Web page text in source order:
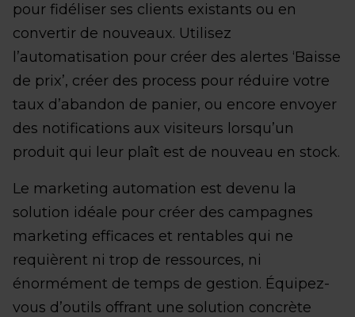
pour fidéliser ses clients existants ou en
convertir de nouveaux. Utilisez
l’automatisation pour créer des alertes ‘Baisse
de prix’, créer des process pour réduire votre
taux d’abandon de panier, ou encore envoyer
des notifications aux visiteurs lorsqu’un
produit qui leur plaît est de nouveau en stock.
Le marketing automation est devenu la
solution idéale pour créer des campagnes
marketing efficaces et rentables qui ne
requièrent ni trop de ressources, ni
énormément de temps de gestion. Équipez-
vous d’outils offrant une solution concrète